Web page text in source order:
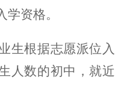
学资格。
生根据志愿派位入
人数的初中，就近